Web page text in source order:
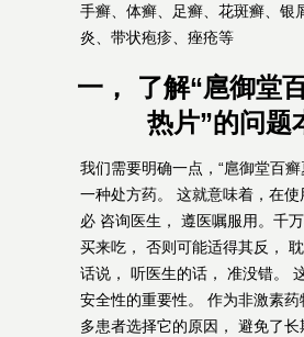
手癣、体癣、足癣、花斑癣、银
炎、带状疱疹、痤疮等
一， 了解“扈御堂
热片”的问题
我们需要明确一点，“扈御堂百癣
一种处方药。 这就意味着，在使
必 咨询医生， 遵医嘱服用。千
买来吃， 否则可能适得其反，
话说， 听医生的话， 准没错。
安全性的重要性。 作为非激素药
多患者选择它的原因， 避免了